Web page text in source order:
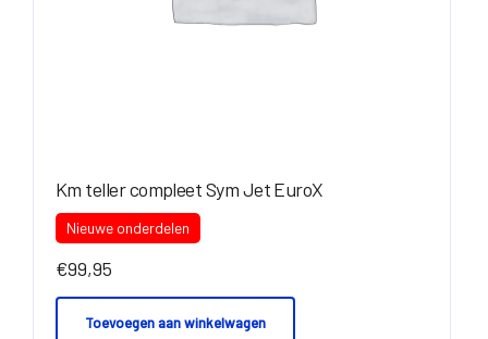
Km teller compleet Sym Jet EuroX
Nieuwe onderdelen
€99,95
Toevoegen aan winkelwagen